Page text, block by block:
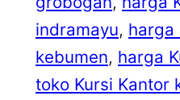
indramayu, harga
kebumen, harga
toko Kursi Kantor